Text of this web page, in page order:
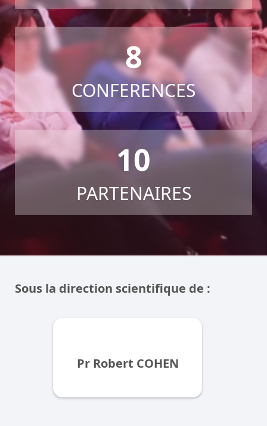
8
CONFERENCES
10
PARTENAIRES
Sous la direction scientifique de :
Pr Robert COHEN